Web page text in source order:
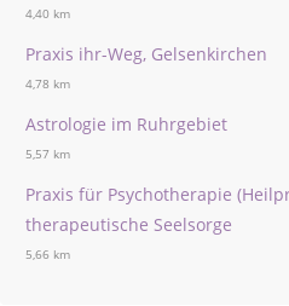
4,40 km
Praxis ihr-Weg, Gelsenkirchen
4,78 km
Astrologie im Ruhrgebiet
5,57 km
Praxis für Psychotherapie
therapeutische Seelsorge
5,66 km